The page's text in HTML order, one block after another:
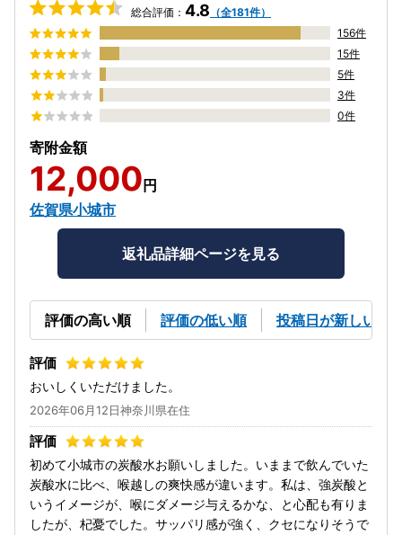
総合評価： 4.8 （全181件）
156件
15件
5件
3件
0件
寄附金額
12,000 円
佐賀県小城市
返礼品詳細ページを見る
評価の高い順 評価の低い順 投稿日が新しい順
おいしくいただけました。
2026年06月12日神奈川県在住
初めて小城市の炭酸水お願いしました。いままで飲んでいた
炭酸水に比べ、喉越しの爽快感が違います。私は、強炭酸と
いうイメージが、喉にダメージ与えるかな、と心配も有りま
したが、杞憂でした。サッパリ感が強く、クセになりそうで